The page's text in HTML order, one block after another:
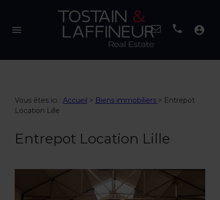
menu account_circle
Vous êtes ici : Accueil > Biens immobiliers > Entrepot
Location Lille
Entrepot Location Lille